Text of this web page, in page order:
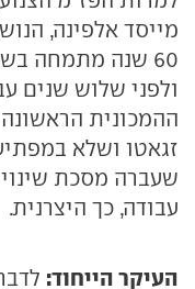
מייסד אלפינה,
60 שנה מתמחה
ולפני שלוש שנים
ההמכונית
עבודה, כך היצרנית.
העיקר הייחוד: